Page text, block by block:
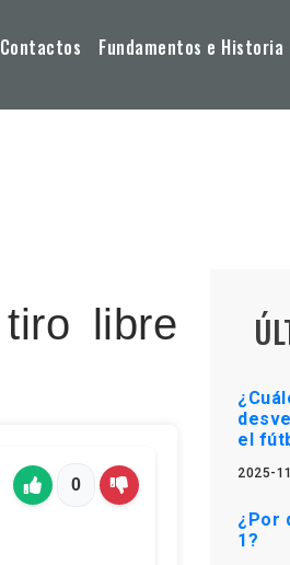
Contactos Fundamentos e
libre
0
el
2025-
¿Por
1?